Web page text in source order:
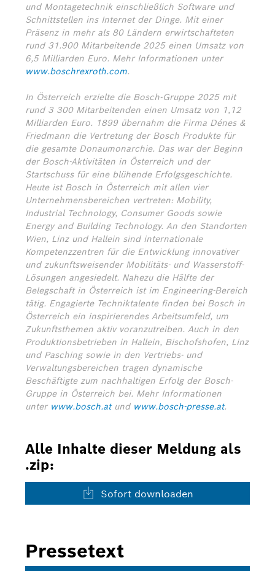
und Montagetechnik einschließlich Software und
Schnittstellen ins Internet der Dinge. Mit einer
Präsenz in mehr als 80 Ländern erwirtschafteten
rund 31.900 Mitarbeitende 2025 einen Umsatz von
6,5 Milliarden Euro. Mehr Informationen unter
www.boschrexroth.com.
In Österreich erzielte die Bosch-Gruppe 2025 mit
rund 3 300 Mitarbeitenden einen Umsatz von 1,12
Milliarden Euro. 1899 übernahm die Firma Dénes &
Friedmann die Vertretung der Bosch Produkte für
die gesamte Donaumonarchie. Das war der Beginn
der Bosch-Aktivitäten in Österreich und der
Startschuss für eine blühende Erfolgsgeschichte.
Heute ist Bosch in Österreich mit allen vier
Unternehmensbereichen vertreten: Mobility,
Industrial Technology, Consumer Goods sowie
Energy and Building Technology. An den Standorten
Wien, Linz und Hallein sind internationale
Kompetenzzentren für die Entwicklung innovativer
und zukunftsweisender Mobilitäts- und Wasserstoff-
Lösungen angesiedelt. Nahezu die Hälfte der
Belegschaft in Österreich ist im Engineering-Bereich
tätig. Engagierte Techniktalente finden bei Bosch in
Österreich ein inspirierendes Arbeitsumfeld, um
Zukunftsthemen aktiv voranzutreiben. Auch in den
Produktionsbetrieben in Hallein, Bischofshofen, Linz
und Pasching sowie in den Vertriebs- und
Verwaltungsbereichen tragen dynamische
Beschäftigte zum nachhaltigen Erfolg der Bosch-
Gruppe in Österreich bei. Mehr Informationen
unter www.bosch.atund www.bosch-presse.at.
Alle Inhalte dieser Meldung als
.zip:
Sofort downloaden
Pressetext